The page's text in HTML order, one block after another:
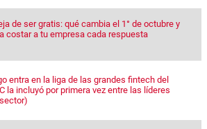
de ser gratis: qué cambia el 1° de octubre y
costar a tu empresa cada respuesta
entra en la liga de las grandes fintech del
la incluyó por primera vez entre las líderes